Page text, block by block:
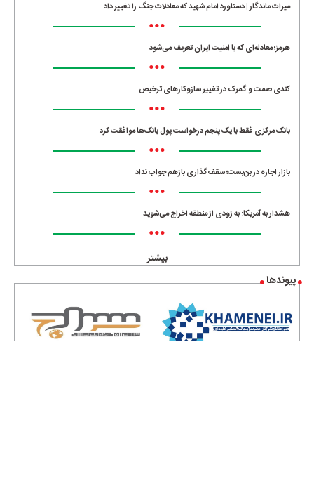
میراث ماندگار | دستاورد امام شهید که معادلات جنگ را تغییر داد
•••
هرمز؛ معادله‌ای که با امنیت ایران تعریف می‌شود
•••
کندی صمت و گمرک در تغییر سازوکارهای ترخیص
•••
بانک مرکزی فقط با یک‌ پنجم درخواست پول بانک‌ها موافقت کرد
•••
بازار اجاره در بن‌بست؛ سقف‌گذاری بازهم جواب نداد
•••
هشدار به آمریکا: به زودی از منطقه اخراج می‌شوید
•••
بیشتر
پیوندها